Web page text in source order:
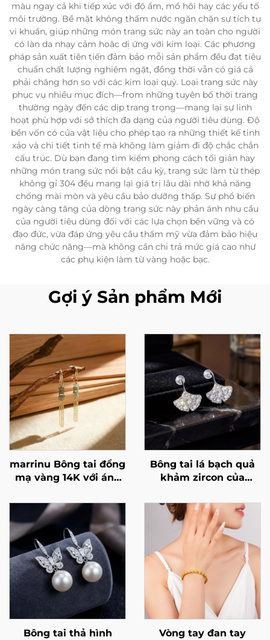
màu ngay cả khi tiếp xúc với độ ẩm, mồ hôi hay các yếu tố
môi trường. Bề mặt không thấm nước ngăn chặn sự tích tụ
vi khuẩn, giúp những món trang sức này an toàn cho người
có làn da nhạy cảm hoặc dị ứng với kim loại. Các phương
pháp sản xuất tiên tiến đảm bảo mỗi sản phẩm đều đạt tiêu
chuẩn chất lượng nghiêm ngặt, đồng thời vẫn có giá cả
phải chăng hơn so với các kim loại quý. Loại trang sức này
phục vụ nhiều mục đích—from những tuyên bố thời trang
thường ngày đến các dịp trang trọng—mang lại sự linh
hoạt phù hợp với sở thích đa dạng của người tiêu dùng. Độ
bền vốn có của vật liệu cho phép tạo ra những thiết kế tinh
xảo và chi tiết tinh tế mà không làm giảm đi độ chắc chắn
cấu trúc. Dù bạn đang tìm kiếm phong cách tối giản hay
những món trang sức nổi bật cầu kỳ, trang sức làm từ thép
không gỉ 304 đều mang lại giá trị lâu dài nhờ khả năng
chống mài mòn và yêu cầu bảo dưỡng thấp. Sự phổ biến
ngày càng tăng của dòng trang sức này phản ánh nhu cầu
của người tiêu dùng đối với các lựa chọn bền vững và có
đạo đức, vừa đáp ứng yêu cầu thẩm mỹ vừa đảm bảo hiệu
năng chức năng—mà không cần chi trả mức giá cao như
các phụ kiện làm từ vàng hoặc bạc.
Gợi ý Sản phẩm Mới
marrinu Bông tai đồng
mạ vàng 14K với ánh
Bông tai lá bạch quả
khảm zircon của
sterling 925 cao cấp
Bông tai thả hình
Vòng tay đan tay